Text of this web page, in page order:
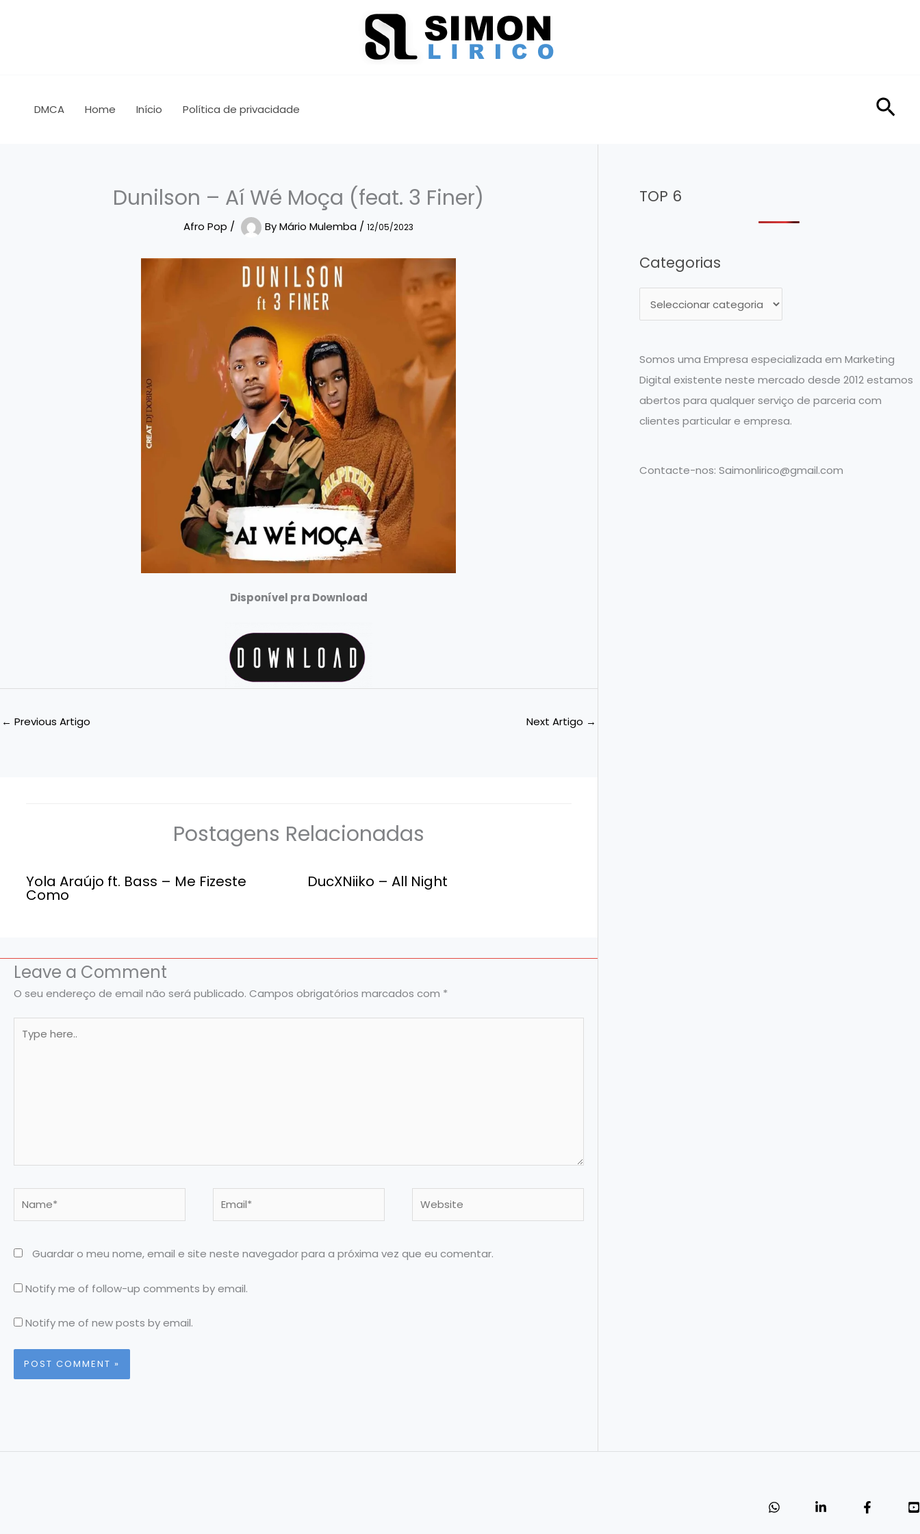
DMCA Home Início Política de privacidade
Dunilson – Aí Wé Moça (feat. 3 Finer)
Afro Pop / ByMário Mulemba /12/05/2023
Disponível pra Download
← Previous Artigo Next Artigo →
Postagens Relacionadas
Yola Araújo ft. Bass – Me Fizeste
Como
DucXNiiko – All Night
Leave a Comment
O seu endereço de email não será publicado. Campos obrigatórios marcados com *
here..
Guardar o meu nome, email e site neste navegador para a próxima vez que eu comentar.
Notify me of follow-up comments by email.
Notify me of new posts by email.
TOP 6
Categorias
a
e
g
o
r
Somos uma Empresa especializada em Marketing
Digital existente neste mercado desde 2012 estamos
abertos para qualquer serviço de parceria com
clientes particular e empresa.
Contacte-nos: Saimonlirico@gmail.com